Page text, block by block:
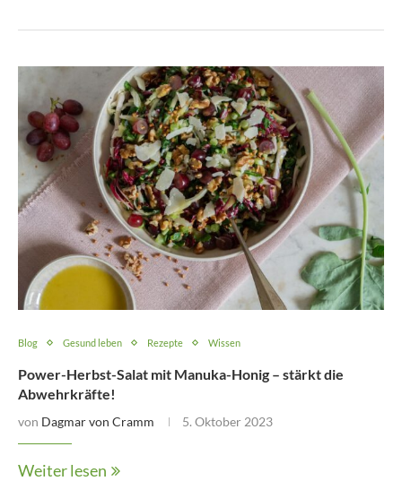
Blog Gesund leben Rezepte Wissen
Power-Herbst-Salat mit Manuka-Honig – stärkt die
Abwehrkräfte!
von Dagmar von Cramm 5. Oktober 2023
Weiter lesen